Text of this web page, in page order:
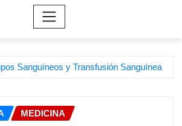
Sanguíneos y Transfusión Sanguínea
MEDICINA